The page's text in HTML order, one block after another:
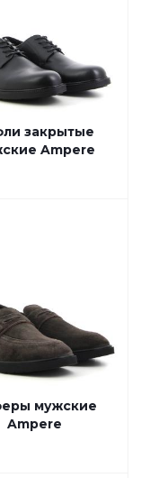
закрытые
Ampere
мужские
Ampere